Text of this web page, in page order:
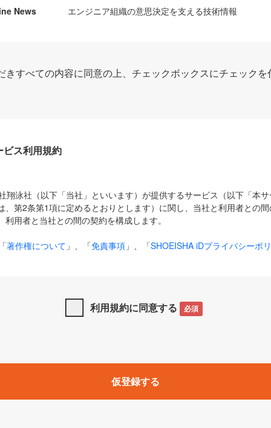
News
エンジニア組織の意思決定を支える技術情報
きすべての内容に同意の上、チェックボックスにチェック
ス利用規約
翔泳社（以下「当社」といいます）が提供するサービス（以下「本
、第2条第1項に定めるとおりとします）に関し、当社と利用者との
用者と当社との間の契約を構成します。
著作権について 」、「免責事項 」、「SHOEISHA iDプライバシーポ
して適用されるものとします。
、当社が提供する以下のサービス（名称や内容が変更された場合、
ービスに関連して当社が実施するイベントやキャンペーンをいいます
」「CodeZine」「MarkeZine」「EnterpriseZine」「ECzine」「
利用規約に同意する 必須
仮登録する